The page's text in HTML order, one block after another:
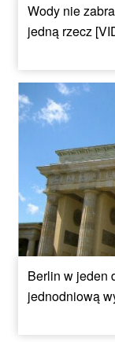
Wody nie
jedną rzecz
Berlin w jeden
jednodniową